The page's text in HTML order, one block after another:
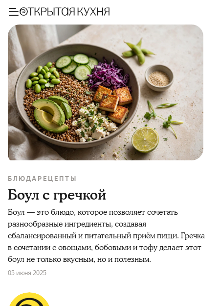
БЛЮДА РЕЦЕПТЫ
Боул с гречкой
Боул — это блюдо, которое позволяет сочетать
разнообразные ингредиенты, создавая
сбалансированный и питательный приём пищи. Гречка
в сочетании с овощами, бобовыми и тофу делает этот
боул не только вкусным, но и полезным.
05 июня 2025